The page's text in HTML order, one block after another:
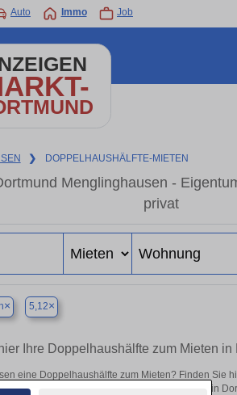
Auto Immo Job
❯ DOPPELHAUSHÄLFTE-MIETEN
Menglinghausen -
privat
× 5,12×
Ihre Doppelhaushälfte zum Mieten
eine Doppelhaushälfte zum Mieten? Finden Sie
Vermietung – hier finden Sie Ihre Immobilie in